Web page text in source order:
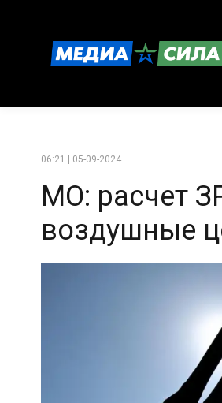
06:21 | 05-09-2024
МО: расчет
воздушные